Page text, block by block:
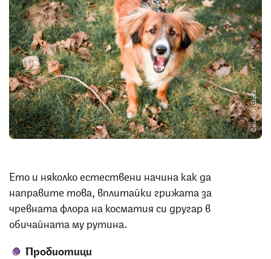
Снимка: iStock
Ето и няколко естествени начина как да
направите това, вплитайки грижата за
чревната флора на косматия си другар в
обичайната му рутина.
Пробиотици